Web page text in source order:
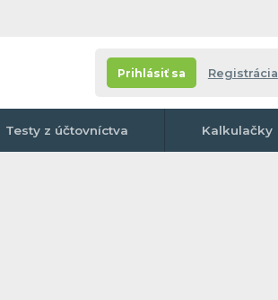
Prihlásiť sa Registrácia
Testy z účtovníctva Kalkulačky